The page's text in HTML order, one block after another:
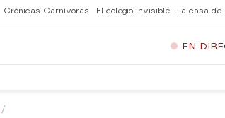
Crónicas Carnívoras El colegio invisible La casa de
EN